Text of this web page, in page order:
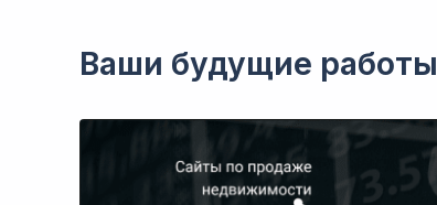
Ваши будущие работы